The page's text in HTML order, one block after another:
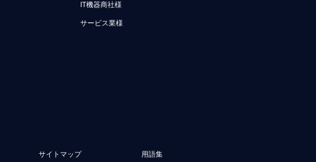
IT機器商社様
サービス業様
サイトマップ 用語集